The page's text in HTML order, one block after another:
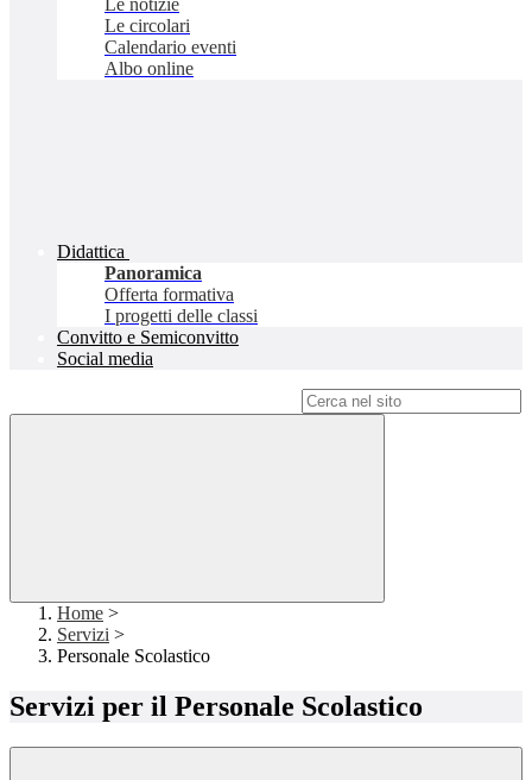
Le notizie
Le circolari
Calendario eventi
Albo online
Didattica
Panoramica
Offerta formativa
I progetti delle classi
Convitto e Semiconvitto
Social media
Home >
Servizi >
Personale Scolastico
Servizi per il Personale Scolastico